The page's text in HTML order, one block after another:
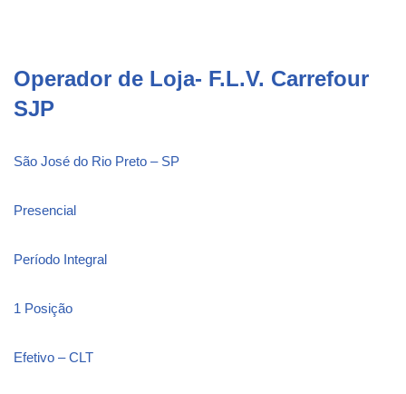
Operador de Loja- F.L.V. Carrefour
SJP
São José do Rio Preto – SP
Presencial
Período Integral
1 Posição
Efetivo – CLT